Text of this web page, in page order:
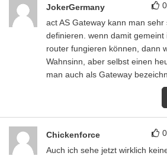
0
JokerGermany
act AS Gateway kann man
definieren. wenn damit
router fungieren können, dann
Wahnsinn, aber selbst einen
man auch als Gateway
0
Chickenforce
Auch ich sehe jetzt wirklich